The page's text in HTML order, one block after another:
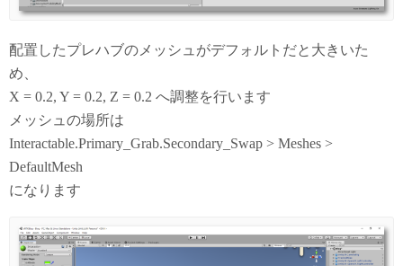
配置したプレハブのメッシュがデフォルトだと大きいた
め、
X = 0.2, Y = 0.2, Z = 0.2 へ調整を行います
メッシュの場所は
Interactable.Primary_Grab.Secondary_Swap > Meshes >
DefaultMesh
になります